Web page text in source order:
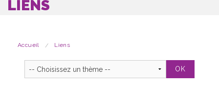
LA SCLÉROSE EN PLAQUES
S'INSCRIRE EN LIGNE AU RÉSEAU
LIENS
Accueil Liens